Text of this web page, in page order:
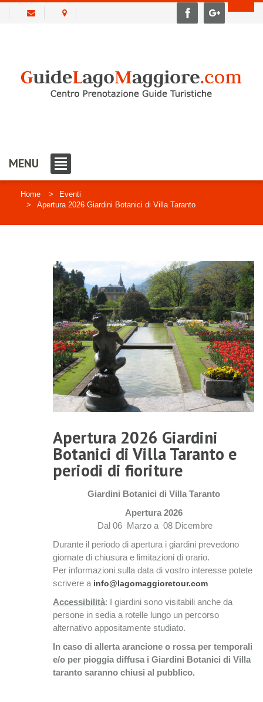
MENU
Home
Eventi
Apertura 2026 Giardini Botanici di Villa Taranto
Apertura 2026 Giardini
Botanici di Villa Taranto e
periodi di fioriture
Giardini Botanici di Villa Taranto
Apertura 2026
Dal 06 Marzo a 08 Dicembre
Durante il periodo di apertura i giardini prevedono
giornate di chiusura e limitazioni di orario.
Per informazioni sulla data di vostro interesse potete
scrivere a info@lagomaggioretour.com
Accessibilità: I giardini sono visitabili anche da
persone in sedia a rotelle lungo un percorso
alternativo appositamente studiato.
In caso di allerta arancione o rossa per temporali
e/o per pioggia diffusa i Giardini Botanici di Villa
taranto saranno chiusi al pubblico.